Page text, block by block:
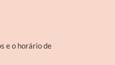
e o horário de